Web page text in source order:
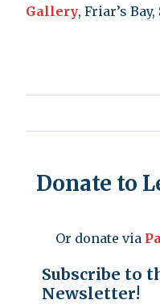
Gallery, Friar’s
Donate to
Or donate via
Subscribe to
Newsletter!